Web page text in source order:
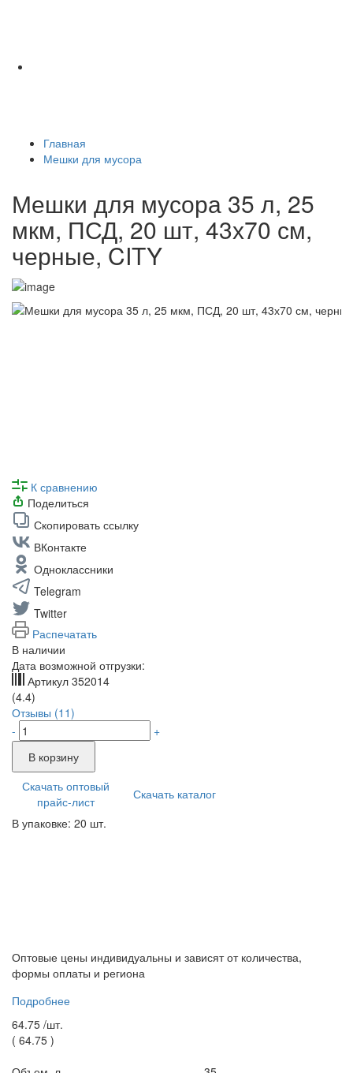
Главная
Мешки для мусора
Мешки для мусора 35 л, 25
мкм, ПСД, 20 шт, 43х70 см,
черные, CITY
К сравнению
Поделиться
Скопировать ссылку
ВКонтакте
Одноклассники
Telegram
Twitter
Распечатать
В наличии
Дата возможной отгрузки:
Артикул 352014
(4.4)
Отзывы (11)
-
+
В корзину
Скачать оптовый
прайс-лист
Скачать каталог
В упаковке: 20 шт.
Оптовые цены индивидуальны и зависят от количества,
формы оплаты и региона
Подробнее
64.75 /шт.
( 64.75 )